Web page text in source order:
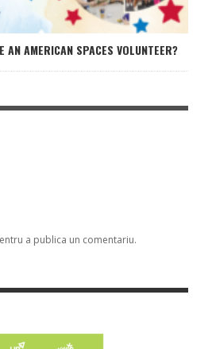
AN AMERICAN SPACES VOLUNTEER?
a publica un comentariu.